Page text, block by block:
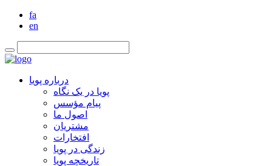
fa
en
درباره پویا
پویا در یک نگاه
پیام مؤسس
اصول ما
مشتریان
افتخارات
زندگی در پویا
تاریخچه پویا